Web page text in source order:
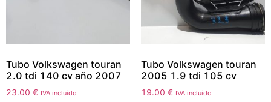
Tubo Volkswagen touran
2.0 tdi 140 cv año 2007
23.00 € IVA incluido
Tubo Volkswagen touran
2005 1.9 tdi 105 cv
19.00 € IVA incluido